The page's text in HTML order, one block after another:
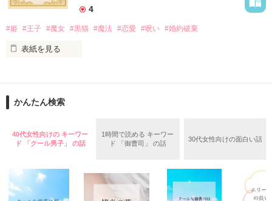
どんな字を書くのか、それが本当の名前なのかも確かではなか
プレゼントは物だけじゃないって僕は思うんだ。
君とこうして何気なく話してる今も、僕にとってはプレゼント
なんだよ。
4
#姫 #王子 #魔女 #黒猫 #魔法 #恋愛 #呪い #婚約破棄
表紙を見る
とある国のちょっと変わったお姫様と、
の
かんたん検索
40代女性向けの キーワー
ド 「クール男子」 の話
1時間で読める キーワー
ド 「御曹司」 の話
30代女性向けの面白い話